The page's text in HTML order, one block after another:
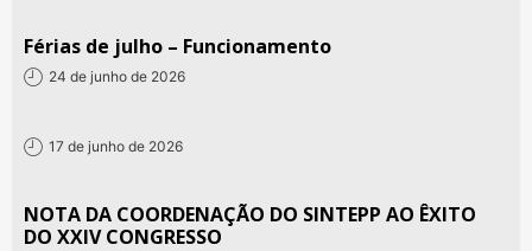
Férias de julho – Funcionamento
24 de junho de 2026
17 de junho de 2026
NOTA DA COORDENAÇÃO DO SINTEPP AO ÊXITO
DO XXIV CONGRESSO